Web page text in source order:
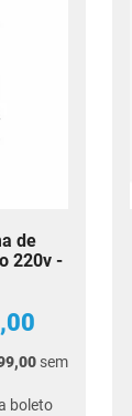
de
220v -
,00
,00 sem
boleto